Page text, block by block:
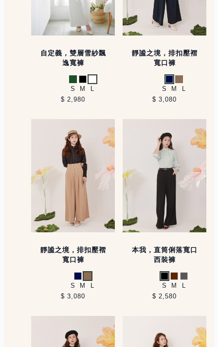
自定義，雙層雪紗飄
逸寬褲
綠 黑 白
S M
$ 2,980
靜謐之境，排扣壓褶
寬口褲
深藍卡其
S M
$ 3,080
靜謐之境，排扣壓褶
寬口褲
深藍卡其
S M
L
$ 3,080
本我，直筒俐落寬口
西裝褲
黑 咖啡
灰
S M
L
$ 2,580